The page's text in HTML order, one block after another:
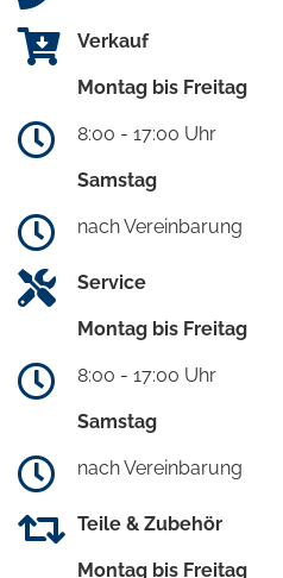
Verkauf
Montag bis Freitag
8:00 - 17:00 Uhr
Samstag
nach Vereinbarung
Service
Montag bis Freitag
8:00 - 17:00 Uhr
Samstag
nach Vereinbarung
Teile & Zubehör
Montag bis Freitag